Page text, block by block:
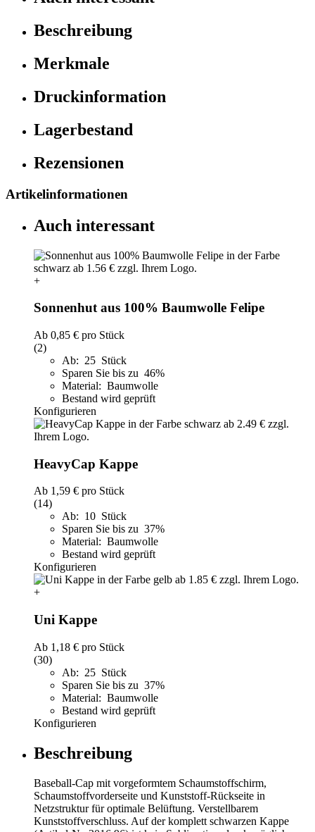
Beschreibung
Merkmale
Druckinformation
Lagerbestand
Rezensionen
Artikelinformationen
Auch interessant
+
Sonnenhut aus 100% Baumwolle Felipe
Ab 0,85 € pro Stück
(2)
Ab: 25 Stück
Sparen Sie bis zu 46%
Material: Baumwolle
Bestand wird geprüft
Konfigurieren
HeavyCap Kappe
Ab 1,59 € pro Stück
(14)
Ab: 10 Stück
Sparen Sie bis zu 37%
Material: Baumwolle
Bestand wird geprüft
Konfigurieren
+
Uni Kappe
Ab 1,18 € pro Stück
(30)
Ab: 25 Stück
Sparen Sie bis zu 37%
Material: Baumwolle
Bestand wird geprüft
Konfigurieren
Beschreibung
Baseball-Cap mit vorgeformtem Schaumstoffschirm,
Schaumstoffvorderseite und Kunststoff-Rückseite in
Netzstruktur für optimale Belüftung. Verstellbarem
Kunststoffverschluss. Auf der komplett schwarzen Kappe